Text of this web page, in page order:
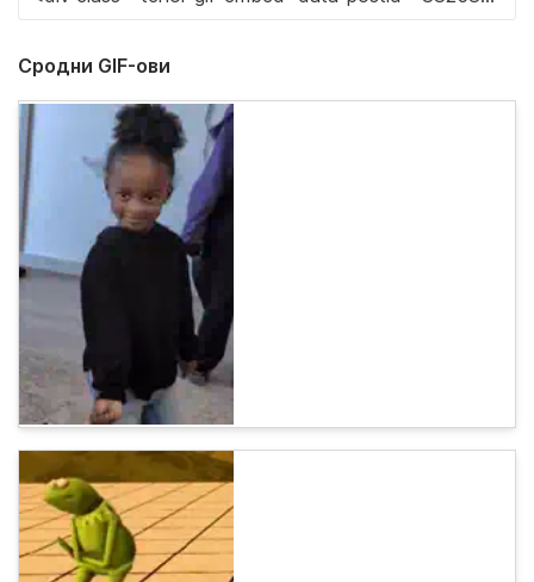
Сродни GIF-ови